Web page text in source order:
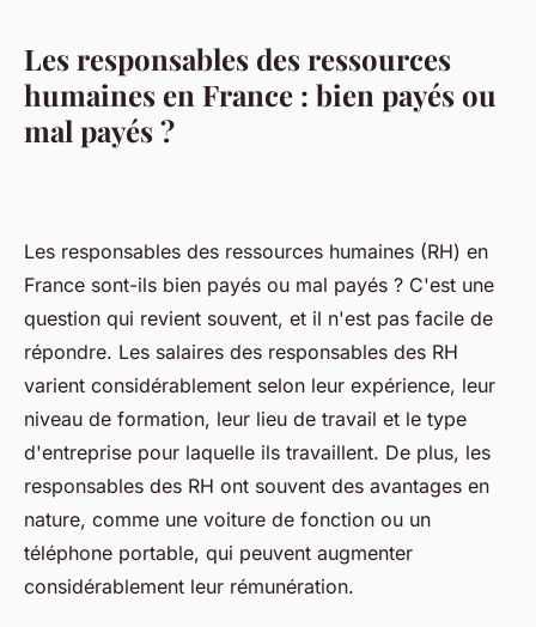
Les responsables des ressources
humaines en France : bien payés ou
mal payés ?
Les responsables des ressources humaines (RH) en
France sont-ils bien payés ou mal payés ? C'est une
question qui revient souvent, et il n'est pas facile de
répondre. Les salaires des responsables des RH
varient considérablement selon leur expérience, leur
niveau de formation, leur lieu de travail et le type
d'entreprise pour laquelle ils travaillent. De plus, les
responsables des RH ont souvent des avantages en
nature, comme une voiture de fonction ou un
téléphone portable, qui peuvent augmenter
considérablement leur rémunération.